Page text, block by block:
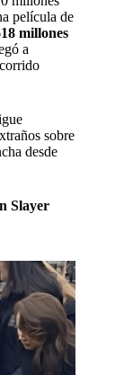
película de
millones
a
sobre
desde
Slayer